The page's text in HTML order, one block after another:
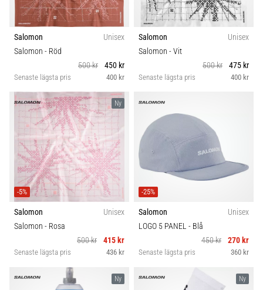
Salomon
Unisex
Salomon - Röd
500 kr
450 kr
Senaste lägsta pris 400 kr
Salomon
Unisex
Salomon - Vit
500 kr
475 kr
Senaste lägsta pris 400 kr
Ny
-5%
Salomon
Unisex
Salomon - Rosa
500 kr
415 kr
Senaste lägsta pris 436 kr
-25%
Salomon
Unisex
LOGO 5 PANEL - Blå
450 kr
270 kr
Senaste lägsta pris 360 kr
Ny Ny